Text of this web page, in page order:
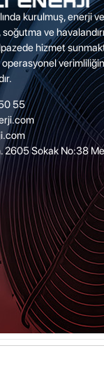
kurulmuş, enerji
soğutma ve
hizmet
55
2605 Sokak No:38